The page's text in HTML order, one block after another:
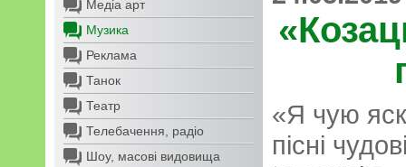
Медіа арт
Музика
Реклама
Танок
Театр
Телебачення, радіо
Шоу, масові видовища
«Я чую
пісні